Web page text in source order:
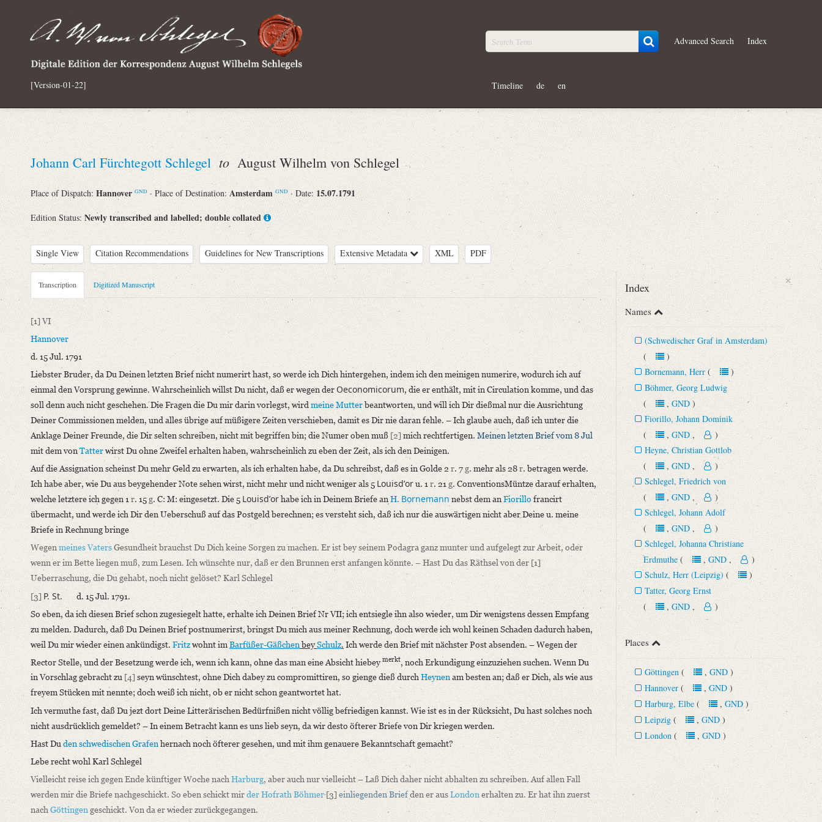
[Version-01-22]
Advanced Search Index
Timeline de en
Johann Carl Fürchtegott Schlegel to August Wilhelm von Schlegel
Place of Dispatch: Hannover GND · Place of Destination: Amsterdam GND · Date: 15.07.1791
Edition Status: Newly transcribed and labelled; double collated
Single View Citation Recommendations Guidelines for New Transcriptions Extensive Metadata XML PDF
Metadata Concerning Header
Sender: Johann Carl Fürchtegott Schlegel
Recipient: August Wilhelm von Schlegel
Place of Dispatch: Hannover
Place of Destination: Amsterdam
Date: 15.07.1791
Notations: Empfangsort erschlossen.
Manuscript
Provider: Dresden, Sächsische Landesbibliothek - Staats- und Universitätsbibliothek
OAI Id: DE-1a-34097
Classification Number: Mscr.Dresd.e.90,XIX,Bd.23,Nr.61
Number of Pages: 4S., hs. m. U.
Format: 19,2 x 11,6 cm
Incipit: „[1] VI
Hannover
d. 15 Jul. 1791
Liebster Bruder, da Du Deinen letzten Brief nicht numerirt hast, so werde ich Dich hintergehen, [...]“
Language
German
Editors
Bamberg, Claudia
Varwig, Olivia
Transcription Digitized Manuscript
[1]VI
Hannover
d. 15 Jul. 1791
Liebster Bruder, da Du Deinen letzten Brief nicht numerirt hast, so werde ich Dich hintergehen, indem ich den meinigen numerire, wodurch ich auf
einmal den Vorsprung gewinne. Wahrscheinlich willst Du nicht, daß er wegen derOeconomicorum, die er enthält, mit in Circulation komme, und das
soll denn auch nicht geschehen. Die Fragen die Du mir darin vorlegst, wird meine Mutterbeantworten, und will ich Dir dießmal nur die Ausrichtung
Deiner Commissionen melden, und alles übrige auf müßigere Zeiten verschieben, damit es Dir nie daran fehle. – Ich glaube auch, daß ich unter die
Anklage Deiner Freunde, die Dir selten schreiben, nicht mit begriffen bin; die Numer oben muß [2] mich rechtfertigen. Meinen letzten Brief vom 8 Jul
mit dem vonTatterwirst Du ohne Zweifel erhalten haben, wahrscheinlich zu eben der Zeit, als ich den Deinigen.
Auf die Assignation scheinst Du mehr Geld zu erwarten, als ich erhalten habe, da Du schreibst, daß es in Golde 2 r. 7g. mehr als 28r. betragen werde.
Ich habe aber, wie Du aus beygehender Note sehen wirst, nicht mehr und nicht weniger als 5 Louisdʼoru. 1 r. 21 g. ConventionsMüntze darauf erhalten,
welche letztere ich gegen 1 r. 15g. C: M: eingesetzt. Die 5 Louisdʼorhabe ich in Deinem Briefe anH. Bornemann nebst dem an Fiorillo francirt
übermacht, und werde ich Dir den Ueberschuß auf das Postgeld berechnen; es versteht sich, daß ich nur die auswärtigen nicht aber Deine u. meine
Briefe in Rechnung bringe
Wegenmeines VatersGesundheit brauchst Du Dich keine Sorgen zu machen. Er ist bey seinem Podagra ganz munter und aufgelegt zur Arbeit, oder
wenn er im Bette liegen muß, zum Lesen. Ich wünschte nur, daß er den Brunnen erst anfangen könnte. – Hast Du das Räthsel von der [1]
Ueberraschung, die Du gehabt, noch nicht gelöset? Karl Schlegel
[3] P. St. d. 15 Jul. 1791.
So eben, da ich diesen Brief schon zugesiegelt hatte, erhalte ich Deinen Brief Nr VII; ich entsiegle ihn also wieder, um Dir wenigstens dessen Empfang
zu melden. Dadurch, daß Du Deinen Brief postnumerirst, bringst Du mich aus meiner Rechnung, doch werde ich wohl keinen Schaden dadurch haben,
weil Du mir wieder einen ankündigst. Fritzwohnt imBarfüßer-GäßchenbeySchulz. Ich werde den Brief mit nächster Post absenden. – Wegen der
Rector Stelle, und der Besetzung werde ich, wenn ich kann, ohne das man eine Absicht hiebeymerkt, noch Erkundigung einzuziehen suchen. Wenn Du
in Vorschlag gebracht zu [4] seyn wünschtest, ohne Dich dabey zu compromittiren, so gienge dieß durchHeynenam besten an; daß er Dich, als wie aus
freyem Stücken mit nennte; doch weiß ich nicht, ob er nicht schon geantwortet hat.
Ich vermuthe fast, daß Du jezt dort Deine Litterärischen Bedürfnißen nicht völlig befriedigen kannst. Wie ist es in der Rücksicht, Du hast solches noch
nicht ausdrücklich gemeldet? – In einem Betracht kann es uns lieb seyn, da wir desto öfterer Briefe von Dir kriegen werden.
Hast Du den schwedischen Grafenhernach noch öfterer gesehen, und mit ihm genauere Bekanntschaft gemacht?
Lebe recht wohl Karl Schlegel
Vielleicht reise ich gegen Ende künftiger Woche nach Harburg, aber auch nur vielleicht – Laß Dich daher nicht abhalten zu schreiben. Auf allen Fall
werden mir die Briefe nachgeschickt. So eben schickt mirder Hofrath Böhmer [3] einliegenden Briefden er ausLondon erhalten zu. Er hat ihn zuerst
nach Göttingengeschickt. Von da er wieder zurückgegangen.
×
Index
Names
(Schwedischer Graf in Amsterdam)
()
Bornemann, Herr ()
Böhmer, Georg Ludwig
(, GND)
Fiorillo, Johann Dominik
(, GND, )
Heyne, Christian Gottlob
(, GND, )
Schlegel, Friedrich von
(, GND, )
Schlegel, Johann Adolf
(, GND, )
Schlegel, Johanna Christiane
Erdmuthe (,GND, )
Schulz, Herr (Leipzig) ()
Tatter, Georg Ernst
(, GND, )
Places
Göttingen (, GND)
Hannover (,GND)
Harburg, Elbe (, GND)
Leipzig (, GND)
London (, GND)